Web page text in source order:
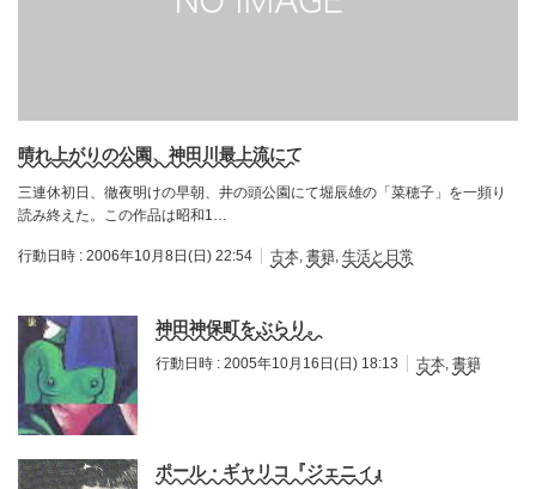
晴れ上がりの公園、神田川最上流にて
三連休初日、徹夜明けの早朝、井の頭公園にて堀辰雄の「菜穂子」を一頻り
読み終えた。この作品は昭和1…
行動日時 : 2006年10月8日(日) 22:54 古本 書籍 生活と日常
神田神保町をぶらり。
行動日時 : 2005年10月16日(日) 18:13 古本 書籍
ポール・ギャリコ『ジェニィ』